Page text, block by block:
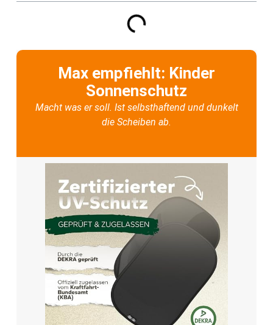
Max empfiehlt: Kinder
Sonnenschutz
Macht was er soll. Ist selbsthaftend und dunkelt
die Scheiben ab.